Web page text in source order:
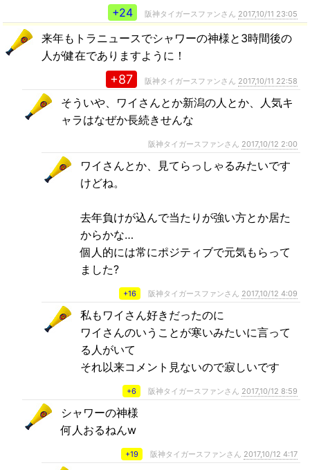
+24
阪神タイガースファンさん 2017,10/11 23:05
来年もトラニュースでシャワーの神様と3時間後の
人が健在でありますように！
+87 阪神タイガースファンさん 2017,10/11 22:58
そういや、ワイさんとか新潟の人とか、人気キ
ャラはなぜか長続きせんな
阪神タイガースファンさん 2017,10/12 2:00
ワイさんとか、見てらっしゃるみたいです
けどね。
去年負けが込んで当たりが強い方とか居た
からかな…
個人的には常にポジティブで元気もらって
ました?
+16 阪神タイガースファンさん 2017,10/12 4:09
私もワイさん好きだったのに
ワイさんのいうことが寒いみたいに言って
る人がいて
それ以来コメント見ないので寂しいです
+6 阪神タイガースファンさん 2017,10/12 8:59
シャワーの神様
何人おるねんw
+19 阪神タイガースファンさん 2017,10/12 4:17